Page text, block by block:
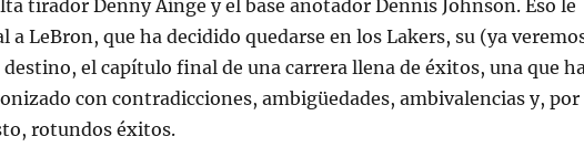
tirador Denny Ainge y el base anotador Dennis Johnson. Eso le
a LeBron, que ha decidido quedarse en los Lakers, su (ya
el capítulo final de una carrera llena de éxitos, una que
con contradicciones, ambigüedades, ambivalencias y, por
rotundos éxitos.